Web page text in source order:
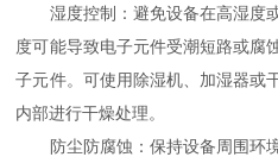
湿度控制：避免设备在高湿度
度可能导致电子元件受潮短路或腐
子元件。可使用除湿机、加湿器或
内部进行干燥处理。
防尘防腐蚀：保持设备周围环境